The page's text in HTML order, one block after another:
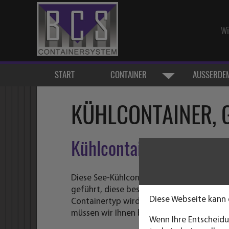
Diese Webseite
Wenn Ihre
START CONTAINER AUSSERDEM
KÜHLCONTAINER,
Kühlcontainer sind in
Diese See-Kühlcontainer werden auch
geführt, diese besitzen jedoch kein
Containertyp wird seit vielen Jahren
müssen wir Ihnen bei heutigen Anfragen